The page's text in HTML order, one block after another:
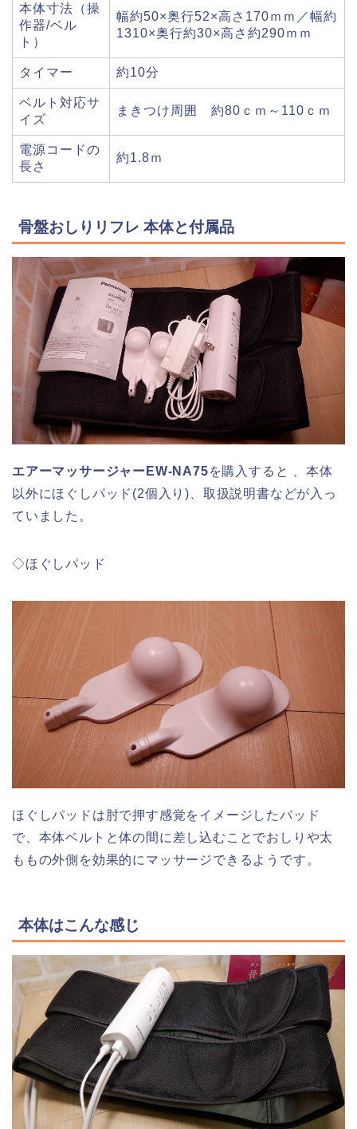
本体寸法（操
作器/ベル
ト）
幅約50×奥行52×高さ170ｍｍ／幅約
1310×奥行約30×高さ約290ｍｍ
タイマー 約10分
ベルト対応サ
イズ
まきつけ周囲 約80ｃｍ～110ｃｍ
電源コードの
長さ
約1.8ｍ
骨盤おしりリフレ 本体と付属品
エアーマッサージャーEW-NA75を購入すると 、本体
以外にほぐしパッド(2個入り)、取扱説明書などが入っ
ていました。
◇ほぐしパッド
ほぐしパッドは肘で押す感覚をイメージしたパッド
で、本体ベルトと体の間に差し込むことでおしりや太
ももの外側を効果的にマッサージできるようです。
本体はこんな感じ